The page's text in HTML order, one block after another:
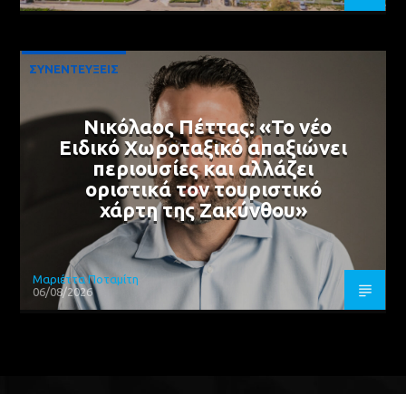
ΣΥΝΕΝΤΕΥΞΕΙΣ
Νικόλαος Πέττας: «Το νέο
Ειδικό Χωροταξικό απαξιώνει
περιουσίες και αλλάζει
οριστικά τον τουριστικό
χάρτη της Ζακύνθου»
Μαριέττα Ποταμίτη
06/08/2026